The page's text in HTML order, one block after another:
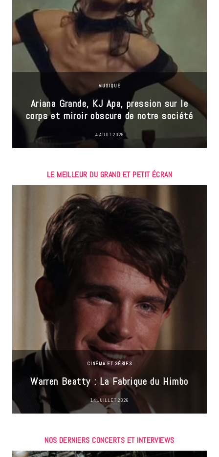
MUSIQUE
Ariana Grande, KJ Apa, pression sur le
corps et miroir obscure de notre société
4 AOÛT 2026
LE MEILLEUR DU GRAND ET PETIT ÉCRAN
CINÉMA ET SÉRIES
Warren Beatty : La Fabrique du Himbo
14 JUILLET 2026
NOS DERNIERS CONCERTS ET INTERVIEWS